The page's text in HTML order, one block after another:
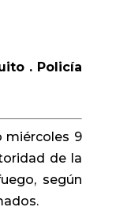
. Policía
miércoles 9
de la
según